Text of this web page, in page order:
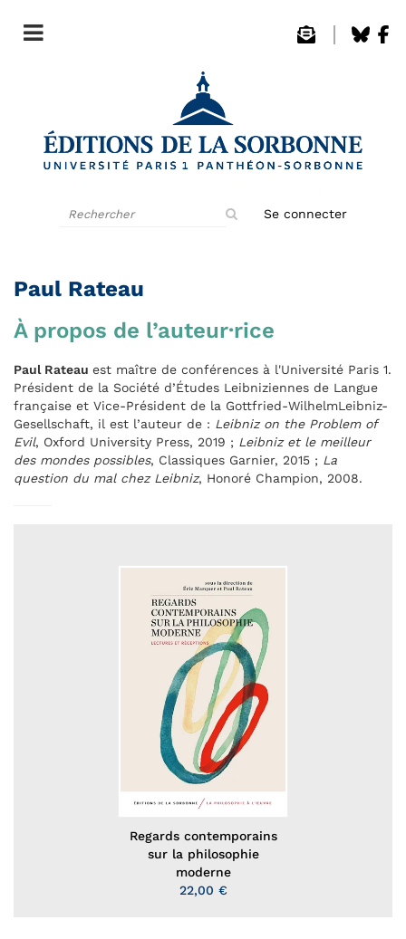
Se connecter
Paul Rateau
À propos de l’auteur·rice
Paul Rateau est maître de conférences à l'Université Paris 1.
Président de la Société d’Études Leibniziennes de Langue
française et Vice-Président de la Gottfried-WilhelmLeibniz-
Gesellschaft, il est l’auteur de : Leibniz on the Problem of
Evil, Oxford University Press, 2019 ; Leibniz et le meilleur
des mondes possibles, Classiques Garnier, 2015 ; La
question du mal chez Leibniz, Honoré Champion, 2008.
Regards contemporains
sur la philosophie
moderne
22,00 €